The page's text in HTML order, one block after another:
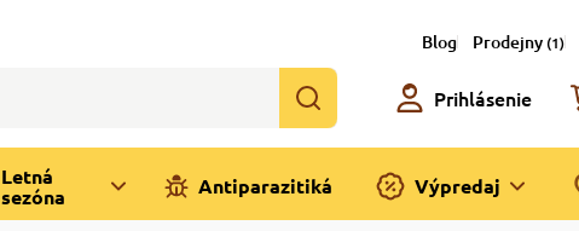
Blog Prodejny (1)
Prihlásenie
Letná
sezóna
Antiparazitiká Výpredaj